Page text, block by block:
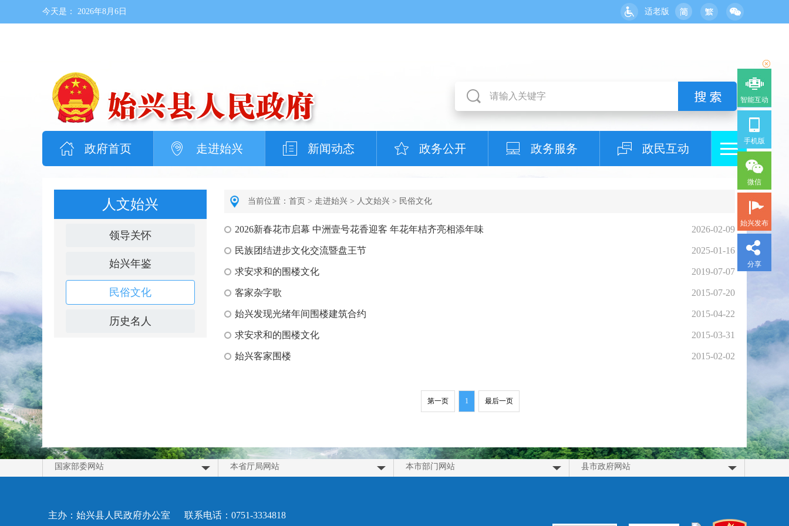
今天是： 2026年8月6日 适老版
政府首页 走进始兴 新闻动态 政务公开 政务服务 政民互动
人文始兴
领导关怀
始兴年鉴
民俗文化
历史名人
当前位置： 首页 > 走进始兴 > 人文始兴 > 民俗文化
2026-02-09
2026新春花市启幕 中洲壹号花香迎客 年花年桔齐亮相添年味
2025-01-16
民族团结进步文化交流暨盘王节
2019-07-07
求安求和的围楼文化
2015-07-20
客家杂字歌
2015-04-22
始兴发现光绪年间围楼建筑合约
2015-03-31
求安求和的围楼文化
2015-02-02
始兴客家围楼
第一页 1 最后一页
国家部委网站 本省厅局网站 本市部门网站 县市政府网站
主办：始兴县人民政府办公室 联系电话：0751-3334818
智能互动
手机版
微信
始兴发布
分享